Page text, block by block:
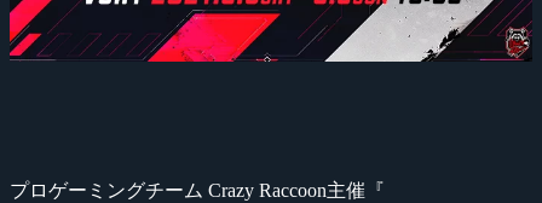
プロゲーミングチーム Crazy Raccoon主催『